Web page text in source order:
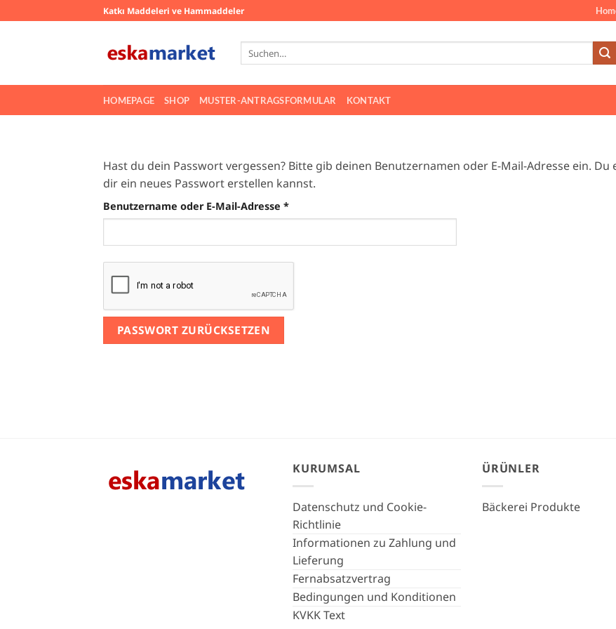
Inhalt
Katkı Maddeleri ve Hammaddeler
Suchen
nach:
HOMEPAGE SHOP MUSTER-ANTRAGSFORMULAR KONTAKT
Hast du dein Passwort vergessen? Bitte gib deinen Benutzernamen oder E-Mail-Adresse ein.
dir ein neues Passwort erstellen kannst.
Benutzername oder E-Mail-Adresse *Erforderlich
PASSWORT ZURÜCKSETZEN
KURUMSAL
Datenschutz und Cookie-
Richtlinie
Informationen zu Zahlung und
Lieferung
Fernabsatzvertrag
Bedingungen und Konditionen
KVKK Text
ÜRÜNLER
Bäckerei Produkte